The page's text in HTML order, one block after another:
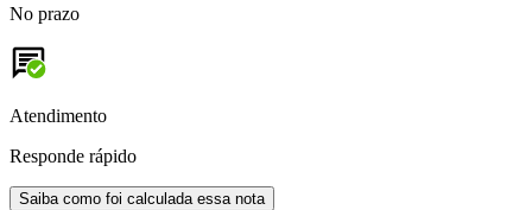
No prazo
Atendimento
Responde rápido
Saiba como foi calculada essa nota